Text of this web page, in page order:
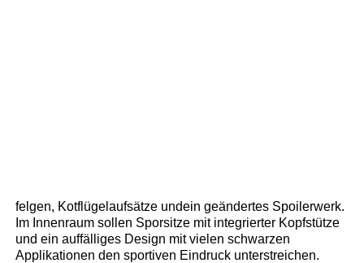
felgen, Kotflügelaufsätze undein geändertes Spoilerwerk.
Im Innenraum sollen Sporsitze mit integrierter Kopfstütze
und ein auffälliges Design mit vielen schwarzen
Applikationen den sportiven Eindruck unterstreichen.